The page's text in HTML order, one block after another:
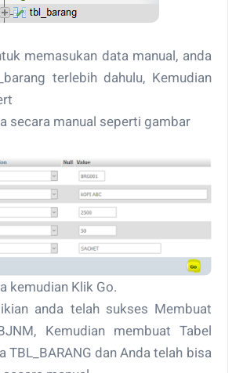
memasukan data manual, anda
terlebih dahulu, Kemudian
secara manual seperti gambar
kemudian Klik Go.
anda telah sukses Membuat
Kemudian membuat Tabel
TBL_BARANG dan Anda telah bisa